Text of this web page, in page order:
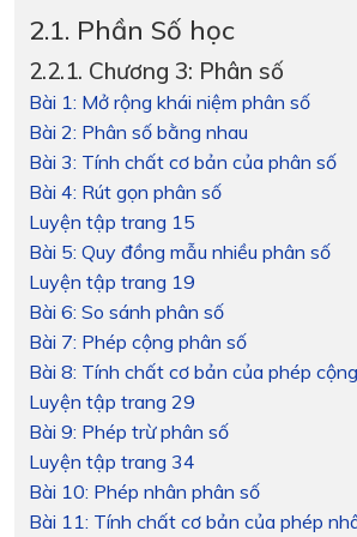
2.1. Phần Số học
2.2.1. Chương 3: Phân số
Bài 1: Mở rộng khái niệm phân số
Bài 2: Phân số bằng nhau
Bài 3: Tính chất cơ bản của phân số
Bài 4: Rút gọn phân số
Luyện tập trang 15
Bài 5: Quy đồng mẫu nhiều phân số
Luyện tập trang 19
Bài 6: So sánh phân số
Bài 7: Phép cộng phân số
Bài 8: Tính chất cơ bản của phép
Luyện tập trang 29
Bài 9: Phép trừ phân số
Luyện tập trang 34
Bài 10: Phép nhân phân số
Bài 11: Tính chất cơ bản của phép